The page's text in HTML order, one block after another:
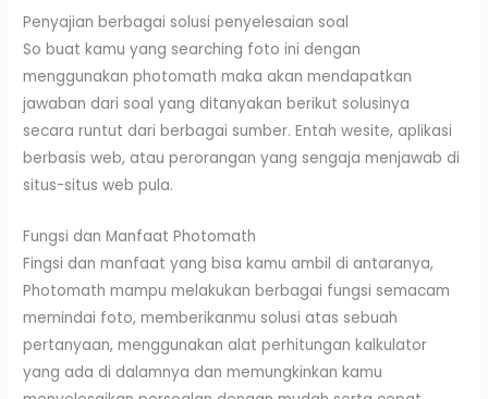
Penyajian berbagai solusi penyelesaian soal
So buat kamu yang searching foto ini dengan
menggunakan photomath maka akan mendapatkan
jawaban dari soal yang ditanyakan berikut solusinya
secara runtut dari berbagai sumber. Entah wesite, aplikasi
berbasis web, atau perorangan yang sengaja menjawab di
situs-situs web pula.
Fungsi dan Manfaat Photomath
Fingsi dan manfaat yang bisa kamu ambil di antaranya,
Photomath mampu melakukan berbagai fungsi semacam
memindai foto, memberikanmu solusi atas sebuah
pertanyaan, menggunakan alat perhitungan kalkulator
yang ada di dalamnya dan memungkinkan kamu